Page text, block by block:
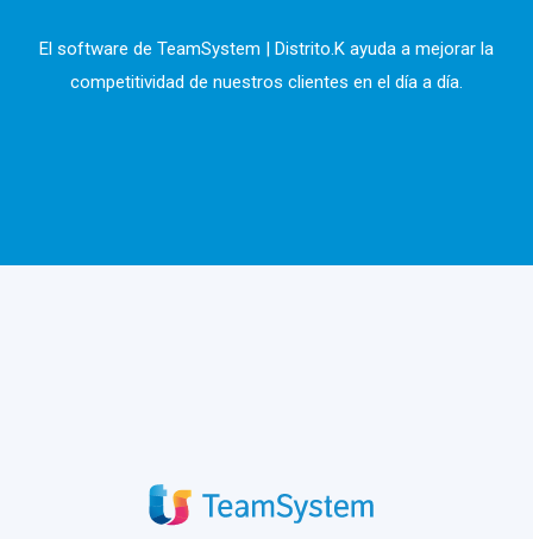
El software de TeamSystem | Distrito.K ayuda a mejorar la
competitividad de nuestros clientes en el día a día.